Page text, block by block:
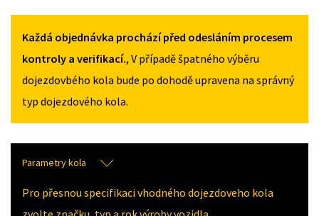
Každá objednávka prochází před odesláním procesem
kontroly a verifikací., V případě špatného výběru
dojezdovbého kola bude po dohodě upravena na správný
typ dojezdového kola.
Parametry kola
Pro přesnou specifikaci vhodného dojezdoveho kola